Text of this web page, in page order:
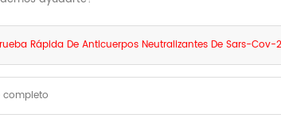
Rápida De Anticuerpos Neutralizantes De Sars-Cov-2